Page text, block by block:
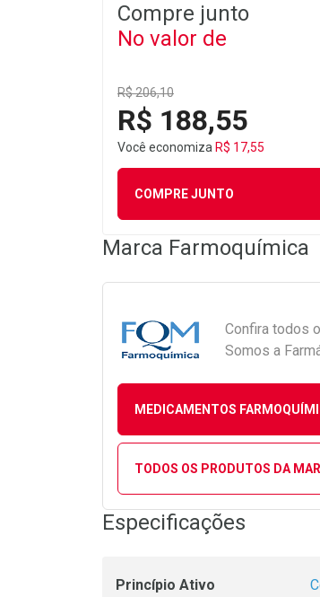
Compre junto
No valor de
R$ 206,10
R$ 188,55
Você economiza R$ 17,55
COMPRE JUNTO
Marca Farmoquímica
Confira todos
Somos a
MEDICAMENTOS
TODOS OS PRODUTOS DA
Especificações
Princípio Ativo